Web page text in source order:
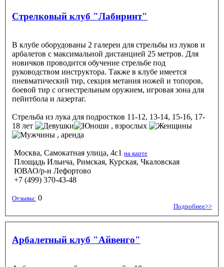
Стрелковый клуб "Лабиринт"
В клубе оборудованы 2 галереи для стрельбы из луков и
арбалетов с максимальной дистанцией 25 метров. Для
новичков проводится обучение стрельбе под
руководством инструктора. Также в клубе имеется
пневматический тир, секция метания ножей и топоров,
боевой тир с огнестрельным оружием, игровая зона для
пейнтбола и лазертаг.
Стрельба из лука для подростков 11-12, 13-14, 15-16, 17-
18 лет
, взрослых
, аренда
Москва, Самокатная улица, 4с1 на карте
Площадь Ильича, Римская, Курская, Чкаловская
ЮВАО/р-н Лефортово
+7 (499) 370-43-48
Отзывы: 0
Подробнее>>
Арбалетный клуб "Айвенго"